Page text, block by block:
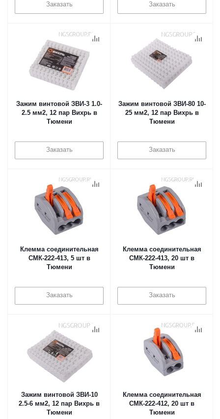
Заказать Заказать
Зажим винтовой ЗВИ-3 1.0-
2.5 мм2, 12 пар Вихрь в
Тюмени
Заказать
Зажим винтовой ЗВИ-80 10-
25 мм2, 12 пар Вихрь в
Тюмени
Заказать
Клемма соединительная
СМК-222-413, 5 шт в
Тюмени
Заказать
Клемма соединительная
СМК-222-413, 20 шт в
Тюмени
Заказать
Зажим винтовой ЗВИ-10
2.5-6 мм2, 12 пар Вихрь в
Тюмени
Клемма соединительная
СМК-222-412, 20 шт в
Тюмени